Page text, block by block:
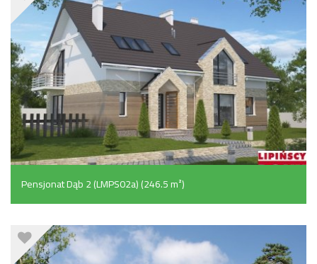
Pensjonat Dąb 2 (LMPS02a) (246.5 m²)